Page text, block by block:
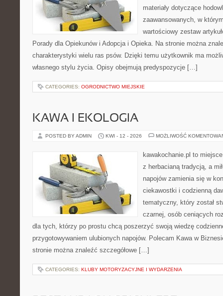
materiały dotyczące
zaawansowanych, w
wartościowy zestaw
Porady dla Opiekunów i Adopcja i Opieka. Na stronie można
charakterystyki wielu ras psów. Dzięki temu użytkownik ma
własnego stylu życia. Opisy obejmują predyspozycje […]
CATEGORIES: OGRODNICTWO MIEJSKIE
KAWA I EKOLOGIA
POSTED BY ADMIN KWI - 12 - 2026 MOŻLIWOŚĆ
kawakochanie.pl to
z herbacianą tradycją, a
napojów zamienia się w
ciekawostki i codzienną
tematyczny, który został
czarnej, osób ceniących
dla tych, którzy po prostu chcą poszerzyć swoją wiedzę
przygotowywaniem ulubionych napojów. Polecam Kawa w
stronie można znaleźć szczegółowe […]
CATEGORIES: KLUBY MOTORYZACYJNE I WYDARZENIA